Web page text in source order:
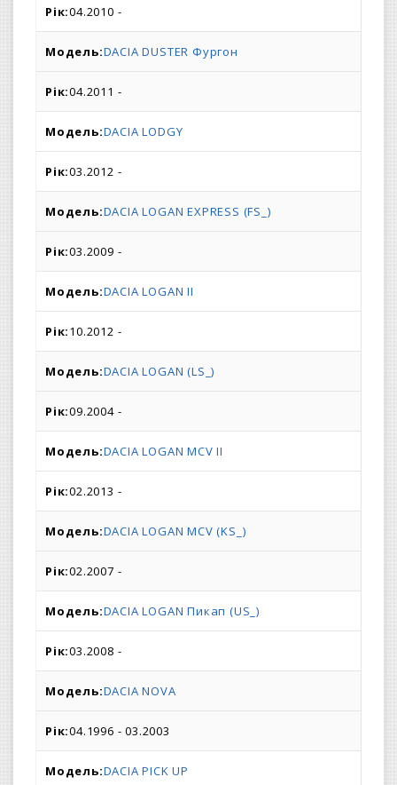
04.2010 -
DACIA DUSTER Фургон
04.2011 -
DACIA LODGY
03.2012 -
DACIA LOGAN EXPRESS (FS_)
03.2009 -
DACIA LOGAN II
10.2012 -
DACIA LOGAN (LS_)
09.2004 -
DACIA LOGAN MCV II
02.2013 -
DACIA LOGAN MCV (KS_)
02.2007 -
DACIA LOGAN Пикап (US_)
03.2008 -
DACIA NOVA
04.1996 - 03.2003
DACIA PICK UP